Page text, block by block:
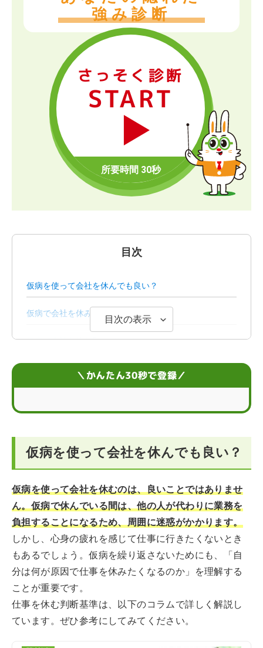
強み診断
さっそく診断
START
目次
仮病を使って会社を休んでも良い？
仮病で会社を休みたくなる4つの原因
仮病で会社を休む5つのリスク
仮病で休むことがバレないようにするための注意点
仮病で会社を頻繁に休む「休み癖」の3つの対処法
頻繁に仮病を使うほど今の会社が辛いときは
仮病を使って会社を休みたくなったときのQ＆A
目次の表示
＼かんたん30秒で登録／
仮病を使って会社を休んでも良い？
仮病を使って会社を休むのは、良いことではありませ
ん。仮病で休んでいる間は、他の人が代わりに業務を
負担することになるため、周囲に迷惑がかかります。
しかし、心身の疲れを感じて仕事に行きたくないとき
もあるでしょう。仮病を繰り返さないためにも、「自
分は何が原因で仕事を休みたくなるのか」を理解する
ことが重要です。
仕事を休む判断基準は、以下のコラムで詳しく解説し
ています。ぜひ参考にしてみてください。